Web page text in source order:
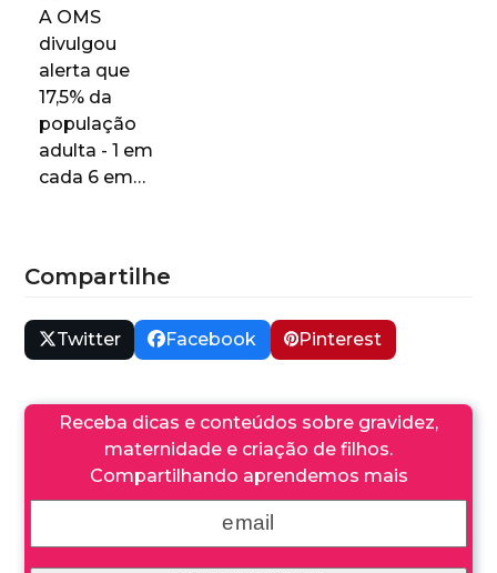
A OMS
divulgou
alerta que
17,5% da
população
adulta - 1 em
cada 6 em…
Compartilhe
Twitter Facebook Pinterest
Receba dicas e conteúdos sobre gravidez,
maternidade e criação de filhos.
Compartilhando aprendemos mais